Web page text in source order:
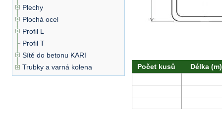
Plechy
Plochá ocel
Profil L
Profil T
Sítě do betonu KARI
Trubky a varná kolena
Počet kusů Délka (m)